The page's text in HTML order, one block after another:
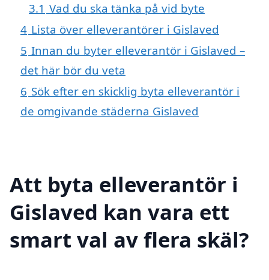
3.1 Vad du ska tänka på vid byte
4 Lista över elleverantörer i Gislaved
5 Innan du byter elleverantör i Gislaved –
det här bör du veta
6 Sök efter en skicklig byta elleverantör i
de omgivande städerna Gislaved
Att byta elleverantör i
Gislaved kan vara ett
smart val av flera skäl?